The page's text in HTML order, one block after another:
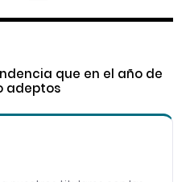
que en el año de
adeptos